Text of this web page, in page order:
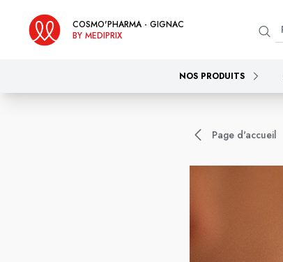
COSMO'PHARMA - GIGNAC
BY MEDIPRIX
NOS PRODUITS
Page d'accueil